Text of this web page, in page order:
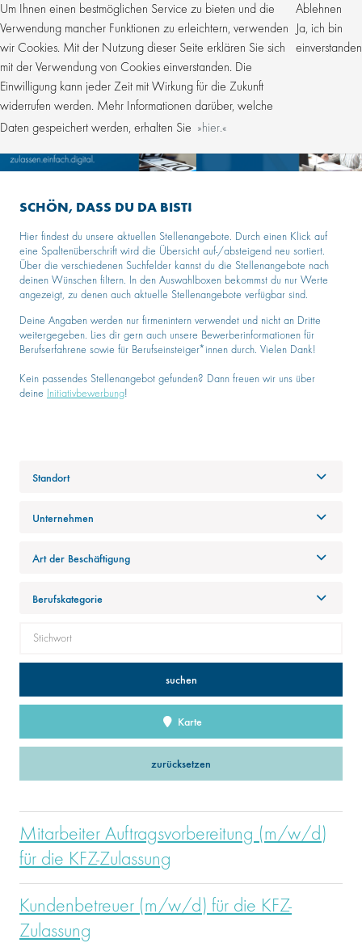
Um Ihnen einen bestmöglichen Service zu bieten und die
Verwendung mancher Funktionen zu erleichtern, verwenden
wir Cookies. Mit der Nutzung dieser Seite erklären Sie sich
mit der Verwendung von Cookies einverstanden. Die
Einwilligung kann jeder Zeit mit Wirkung für die Zukunft
widerrufen werden. Mehr Informationen darüber, welche
Daten gespeichert werden, erhalten Sie
hier.
Ablehnen
Ja, ich bin
einverstanden
SCHÖN, DASS DU DA BIST!
Hier findest du unsere aktuellen Stellenangebote. Durch einen Klick auf
eine Spaltenüberschrift wird die Übersicht auf-/absteigend neu sortiert.
Über die verschiedenen Suchfelder kannst du die Stellenangebote nach
deinen Wünschen filtern. In den Auswahlboxen bekommst du nur Werte
angezeigt, zu denen auch aktuelle Stellenangebote verfügbar sind.
Deine Angaben werden nur firmenintern verwendet und nicht an Dritte
weitergegeben. Lies dir gern auch unsere Bewerberinformationen für
Berufserfahrene sowie für Berufseinsteiger*innen durch. Vielen Dank!
Kein passendes Stellenangebot gefunden? Dann freuen wir uns über
deine
Initiativbewerbung!
Standort
Unternehmen
Art der Beschäftigung
Berufskategorie
zurücksetzen
Karte
suchen
Mitarbeiter Auftragsvorbereitung (m/w/d)
für die KFZ-Zulassung
Kundenbetreuer (m/w/d) für die KFZ-
Zulassung